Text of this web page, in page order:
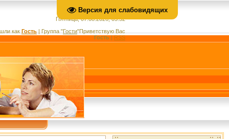
Версия для слабовидящих
Пятница, 07.08.2026, 05:52
как Гость | Группа "Гости"Приветствую Вас
Гость|RSS